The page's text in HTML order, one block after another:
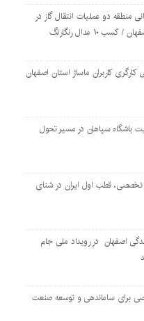
منطقه دو عملیات انتقال گاز در
۱۰ مدال رنگارنگ
کارگری کاربران ماساژ استان اصفهان
باشگاه سپاهان در مسیر تحول
با ۱۰۳ مرکز تخصصی، قطب اول ایران در شنای
اصفهان در رویداد ملی جام
برای ساماندهی و توسعه صنعت